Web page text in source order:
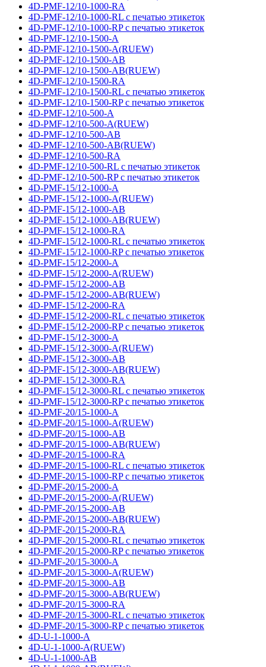
4D-PMF-12/10-1000-RA
4D-PMF-12/10-1000-RL с печатью этикеток
4D-PMF-12/10-1000-RP с печатью этикеток
4D-PMF-12/10-1500-A
4D-PMF-12/10-1500-A(RUEW)
4D-PMF-12/10-1500-AB
4D-PMF-12/10-1500-AB(RUEW)
4D-PMF-12/10-1500-RA
4D-PMF-12/10-1500-RL с печатью этикеток
4D-PMF-12/10-1500-RP с печатью этикеток
4D-PMF-12/10-500-A
4D-PMF-12/10-500-A(RUEW)
4D-PMF-12/10-500-AB
4D-PMF-12/10-500-AB(RUEW)
4D-PMF-12/10-500-RA
4D-PMF-12/10-500-RL с печатью этикеток
4D-PMF-12/10-500-RP с печатью этикеток
4D-PMF-15/12-1000-A
4D-PMF-15/12-1000-A(RUEW)
4D-PMF-15/12-1000-AB
4D-PMF-15/12-1000-AB(RUEW)
4D-PMF-15/12-1000-RA
4D-PMF-15/12-1000-RL с печатью этикеток
4D-PMF-15/12-1000-RP с печатью этикеток
4D-PMF-15/12-2000-A
4D-PMF-15/12-2000-A(RUEW)
4D-PMF-15/12-2000-AB
4D-PMF-15/12-2000-AB(RUEW)
4D-PMF-15/12-2000-RA
4D-PMF-15/12-2000-RL с печатью этикеток
4D-PMF-15/12-2000-RP с печатью этикеток
4D-PMF-15/12-3000-A
4D-PMF-15/12-3000-A(RUEW)
4D-PMF-15/12-3000-AB
4D-PMF-15/12-3000-AB(RUEW)
4D-PMF-15/12-3000-RA
4D-PMF-15/12-3000-RL с печатью этикеток
4D-PMF-15/12-3000-RP с печатью этикеток
4D-PMF-20/15-1000-A
4D-PMF-20/15-1000-A(RUEW)
4D-PMF-20/15-1000-AB
4D-PMF-20/15-1000-AB(RUEW)
4D-PMF-20/15-1000-RA
4D-PMF-20/15-1000-RL с печатью этикеток
4D-PMF-20/15-1000-RP с печатью этикеток
4D-PMF-20/15-2000-A
4D-PMF-20/15-2000-A(RUEW)
4D-PMF-20/15-2000-AB
4D-PMF-20/15-2000-AB(RUEW)
4D-PMF-20/15-2000-RA
4D-PMF-20/15-2000-RL с печатью этикеток
4D-PMF-20/15-2000-RP с печатью этикеток
4D-PMF-20/15-3000-A
4D-PMF-20/15-3000-A(RUEW)
4D-PMF-20/15-3000-AB
4D-PMF-20/15-3000-AB(RUEW)
4D-PMF-20/15-3000-RA
4D-PMF-20/15-3000-RL с печатью этикеток
4D-PMF-20/15-3000-RP с печатью этикеток
4D-U-1-1000-A
4D-U-1-1000-A(RUEW)
4D-U-1-1000-AB